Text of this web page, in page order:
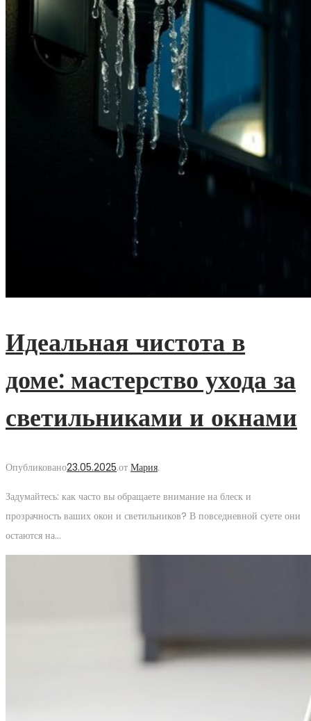
Идеальная чистота в
доме: мастерство ухода за
светильниками и окнами
Опубликовано23.05.2025.от Мария.
Задумайтесь: как часто вы обращаете внимание на блеск и
прозрачность ваших окон и светильников? В повседневной суете они
остаются на…